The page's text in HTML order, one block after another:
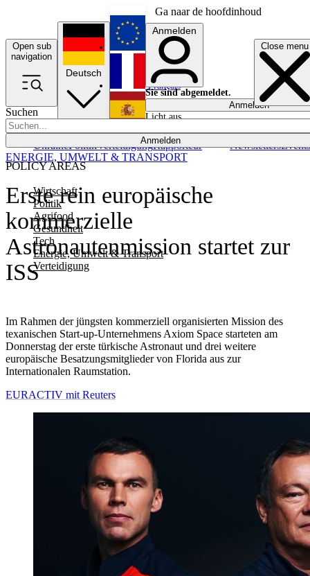
Ga naar de hoofdinhoud
Open sub
navigation
Close menu
Suchen
Anmelden
POLICY AREAS
Wirtschaft
Politik
Agrifood
Gesundheit
Tech
Energie, Umwelt & Transport
Verteidigung
UkrainePolitikVerteidigungRapporteur NewslettersEvents
Deutsch
English
Français
Anmelden
Sie sind abgemeldet.
Anmelden
Licht aus
Erste rein europäische
kommerzielle
Astronautenmission startet zur
ISS
Im Rahmen der jüngsten kommerziell organisierten Mission des
texanischen Start-up-Unternehmens Axiom Space starteten am
Donnerstag der erste türkische Astronaut und drei weitere
europäische Besatzungsmitglieder von Florida aus zur
Internationalen Raumstation.
ENERGIE, UMWELT & TRANSPORT
EURACTIV mit Reuters